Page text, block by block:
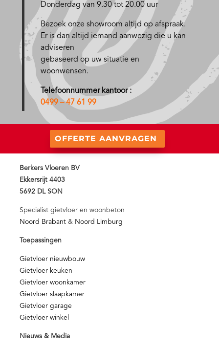
Donderdag van 9.30 tot 20.00 uur
Bezoek onze showroom altijd op afspraak.
Er is dan altijd iemand aanwezig die u kan
adviseren
gebaseerd op uw situatie en
woonwensen.
Telefoonnummer kantoor :
0499 – 47 61 99
OFFERTE AANVRAGEN
Berkers Vloeren BV
Ekkersrijt 4403
5692 DL SON
Specialist gietvloer en woonbeton
Noord Brabant & Noord Limburg
Toepassingen
Gietvloer nieuwbouw
Gietvloer keuken
Gietvloer woonkamer
Gietvloer slaapkamer
Gietvloer garage
Gietvloer winkel
Nieuws & Media